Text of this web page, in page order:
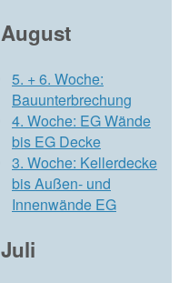
August
5. + 6. Woche:
Bauunterbrechung
4. Woche: EG Wände
bis EG Decke
3. Woche: Kellerdecke
bis Außen- und
Innenwände EG
Juli